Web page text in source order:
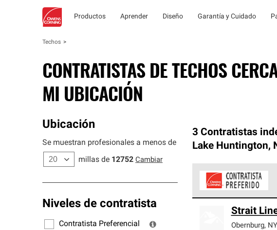
Productos Aprender Diseño Garantía y Cuidado
Techos
CONTRATISTAS DE TECHOS
MI UBICACIÓN
Ubicación
Se muestran profesionales a menos de
millas de 12752 Cambiar
Niveles de contratista
Contratista Preferencial
3 Contratistas
Lake Huntington,
cumplen con altos
Strait
Obernburg, NY